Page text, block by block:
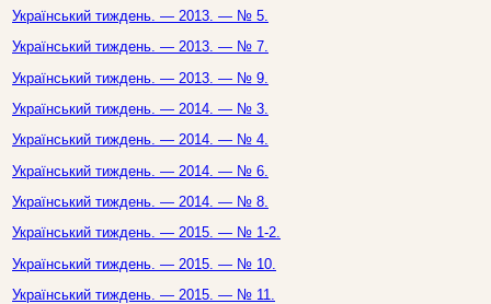
Український тиждень. — 2013. — № 5.
Український тиждень. — 2013. — № 7.
Український тиждень. — 2013. — № 9.
Український тиждень. — 2014. — № 3.
Український тиждень. — 2014. — № 4.
Український тиждень. — 2014. — № 6.
Український тиждень. — 2014. — № 8.
Український тиждень. — 2015. — № 1-2.
Український тиждень. — 2015. — № 10.
Український тиждень. — 2015. — № 11.